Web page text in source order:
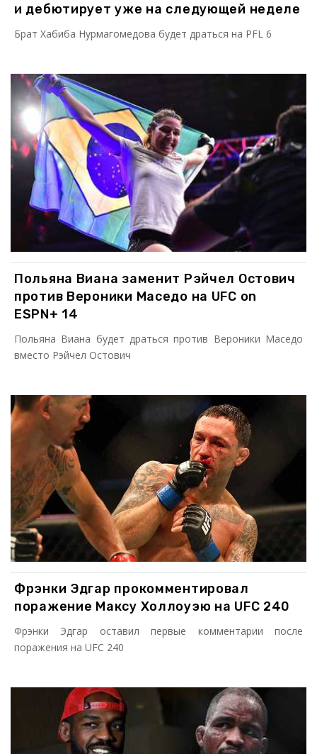
и дебютирует уже на следующей неделе
Брат Хабиба Нурмагомедова будет драться на PFL 6
Польяна Виана заменит Рэйчел Остович
против Вероники Маседо на UFC on
ESPN+ 14
Польяна Виана будет драться против Вероники Маседо
вместо Рэйчел Остович
Фрэнки Эдгар прокомментировал
поражение Максу Холлоуэю на UFC 240
Фрэнки Эдгар оставил первые комментарии после
поражения на UFC 240